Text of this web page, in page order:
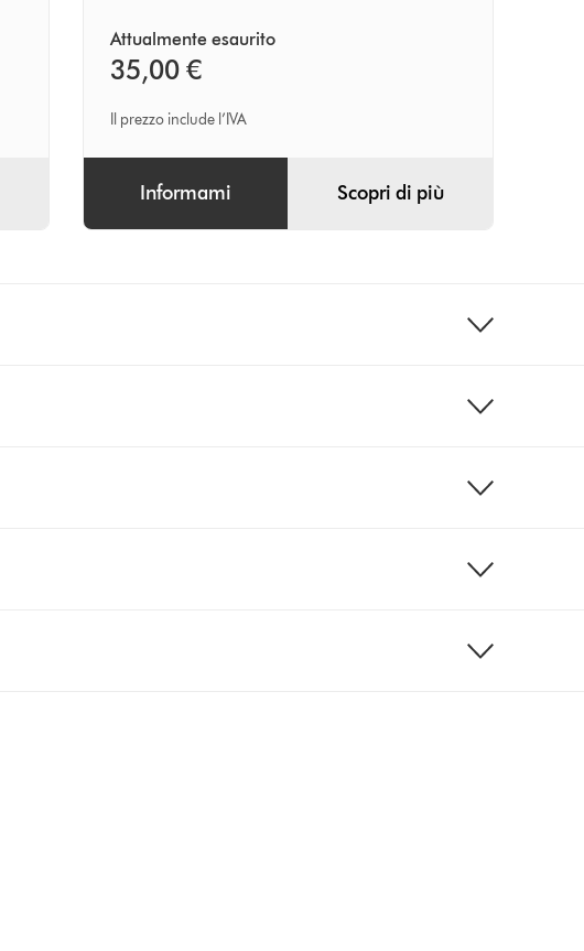
Attualmente esaurito
35,00 €
Il prezzo include l’IVA
Informami Scopri di più